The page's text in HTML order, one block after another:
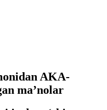
AKA-
ma’nolar